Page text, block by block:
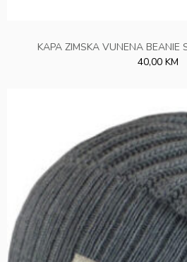
KAPA ZIMSKA VUNENA BEANIE
40,00 KM